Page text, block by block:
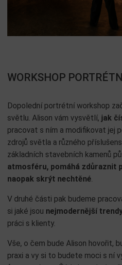
WORKSHOP
Dopolední portrétní workshop
světlu. Alison vám vysvětlí, jak
pracovat s ním a modifikovat jej
zdrojů světla a různého
základních stavebních kamenů
atmosféru, pomáhá zdůraznit
naopak skrýt nechtěné.
V druhé části pak budeme
si jaké jsou nejmodernější
práci s klienty.
Vše, o čem bude Alison hovořit,
praxi a vy si to budete moci s ní